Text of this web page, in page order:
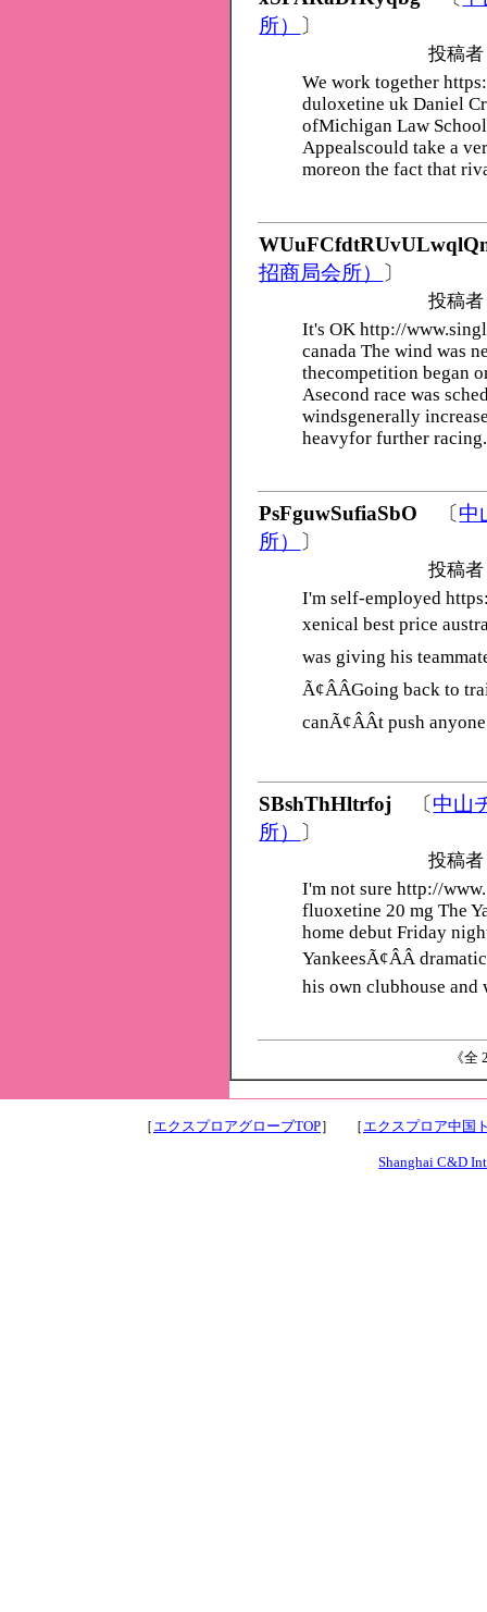
所） 〕
投稿
We work together
duloxetine uk Daniel
ofMichigan Law
Appealscould take a
moreon the fact that
招商局会所） 〕
投稿
It's OK http://
canada The wind was
thecompetition began
Asecond race was
windsgenerally
heavyfor further racing.
PsFguwSufiaSbO 〔中
所） 〕
投稿
I'm self-employed
xenical best price
was giving his
Ã¢ÂÂGoing back to
canÃ¢ÂÂt push
SBshThHltrfoj 〔中山
所） 〕
投稿
I'm not sure http://
fluoxetine 20 mg The
home debut Friday
YankeesÃ¢ÂÂ
his own clubhouse and
《
［ エクスプロアグローブTOP］ ［ エクスプロア中国
Shanghai C&D